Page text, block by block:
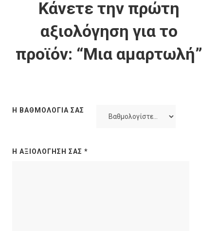
Κάνετε την πρώτη
αξιολόγηση για το
προϊόν: “Μια αμαρτωλή”
Η ΒΑΘΜΟΛΟΓΊΑ ΣΑΣ
Η ΑΞΙΟΛΌΓΗΣΉ ΣΑΣ *